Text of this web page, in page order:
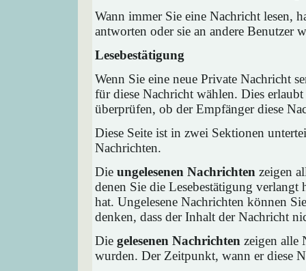
Wann immer Sie eine Nachricht lesen,
antworten oder sie an andere Benutzer
Lesebestätigung
Wenn Sie eine neue Private Nachricht
für diese Nachricht wählen. Dies
überprüfen, ob der Empfänger diese
Diese Seite ist in zwei Sektionen
Nachrichten.
Die ungelesenen Nachrichten zeigen
denen Sie die Lesebestätigung verlangt
hat. Ungelesene Nachrichten können
denken, dass der Inhalt der Nachricht
Die gelesenen Nachrichten zeigen alle
wurden. Der Zeitpunkt, wann er diese